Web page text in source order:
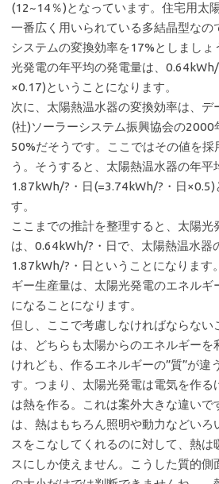
(12~14％)となっています。住宅用太
一番広く用いられている多結晶型なの
システムの変換効率を17%としまし
光発電の年平均の発電量は、
×0.17)ということになります。
次に、太陽熱温水器の変換効率は、デ
(社)ソーラーシステム振興協会の2000
50%だそうです。ここではその値を採
う。そうすると、太陽熱温水器の年平
1.87kWh/?・日(=3.74kWh/?・日×0.5)
す。
ここまでの推計を整理すると、太陽
は、0.64kWh/?・日で、太陽熱温水器
1.87kWh/?・日ということになります
ギー生産量は、太陽光発電のエネルギ
になることになります。
但し、ここで考慮しなければならない
は、どちらも太陽からのエネルギーを
けれども、作るエネルギーの”質”が違
す。つまり、太陽光発電は電気を作る
は熱を作る。これは案外大きな違いで
は、熱はもちろん照明や動力などいろ
スをこなしてくれるのに対して、熱
スにしか使えません。こうした質的